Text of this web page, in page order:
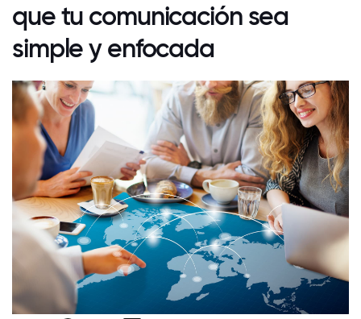
que tu comunicación sea
simple y enfocada